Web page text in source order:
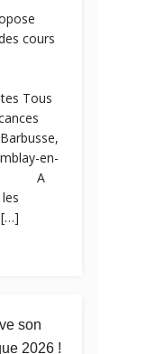
cours
Tous
en-
A
[…]
son
2026 !